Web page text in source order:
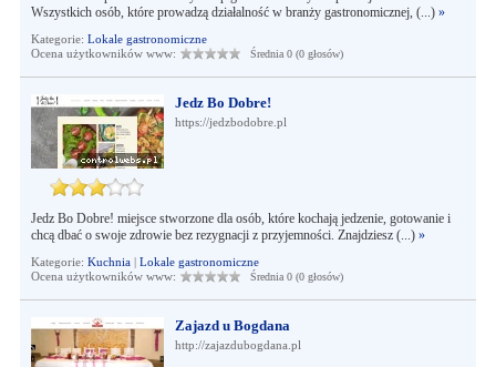
Wszystkich osób, które prowadzą działalność w branży gastronomicznej, (...) »
Kategorie: Lokale gastronomiczne
Ocena użytkowników www:
Średnia 0 (0 głosów)
Jedz Bo Dobre!
https://jedzbodobre.pl
Jedz Bo Dobre! miejsce stworzone dla osób, które kochają jedzenie, gotowanie i
chcą dbać o swoje zdrowie bez rezygnacji z przyjemności. Znajdziesz (...) »
Kategorie: Kuchnia| Lokale gastronomiczne
Ocena użytkowników www:
Średnia 0 (0 głosów)
Zajazd u Bogdana
http://zajazdubogdana.pl